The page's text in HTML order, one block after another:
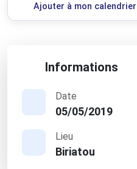
Ajouter à mon calendrier
Informations
Date
05/05/2019
Lieu
Biriatou